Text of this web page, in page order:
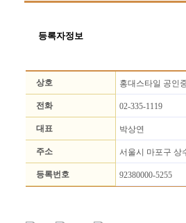
등록자정보
상호 홍대스타일 공인
전화 02-335-1119
대표 박상연
주소 서울시 마포구 상
등록번호 92380000-5255